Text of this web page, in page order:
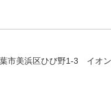
市美浜区ひび野1-3 イオン